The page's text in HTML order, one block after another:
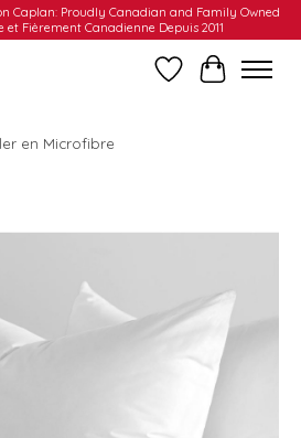
Caplan: Proudly Canadian and Family Owned
et Fièrement Canadienne Depuis 2011
Liste dePanier
en Microfibre